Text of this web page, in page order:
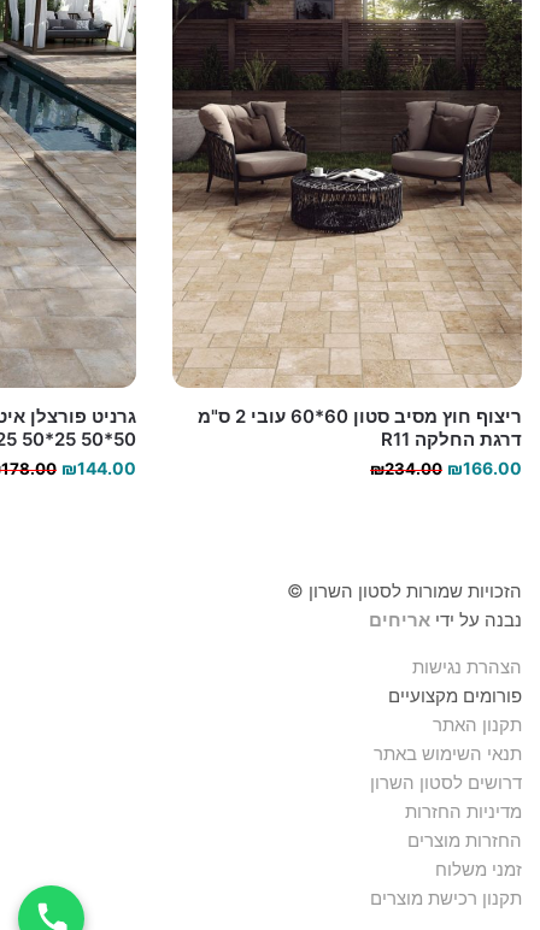
ריצוף חוץ מסיב סטון 60*60 עובי 2 ס"מ
דרגת החלקה R11
₪234.00 ₪166.00
50*50 25*50 25*25
178.00 ₪144.00
הזכויות שמורות לסטון השרון ©
נבנה על ידי אריחים
הצהרת נגישות
פורומים מקצועיים
תקנון האתר
תנאי השימוש באתר
דרושים לסטון השרון
מדיניות החזרות
החזרות מוצרים
זמני משלוח
תקנון רכישת מוצרים